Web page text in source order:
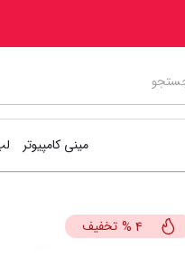
مینی کامپیوتر
4
% تخفیف